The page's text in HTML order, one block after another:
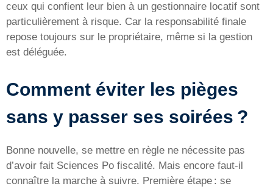
ceux qui confient leur bien à un gestionnaire locatif sont
particulièrement à risque. Car la responsabilité finale
repose toujours sur le propriétaire, même si la gestion
est déléguée.
Comment éviter les pièges
sans y passer ses soirées ?
Bonne nouvelle, se mettre en règle ne nécessite pas
d’avoir fait Sciences Po fiscalité. Mais encore faut-il
connaître la marche à suivre. Première étape : se